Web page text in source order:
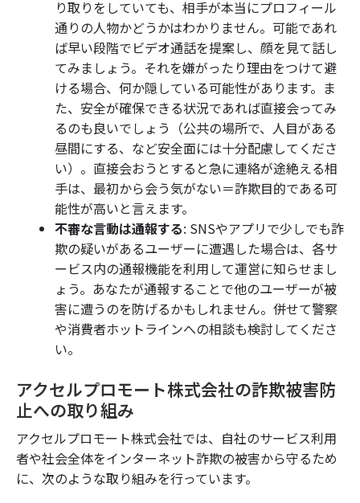
り取りをしていても、相手が本当にプロフィール
通りの人物かどうかはわかりません。可能であれ
ば早い段階でビデオ通話を提案し、顔を見て話し
てみましょう。それを嫌がったり理由をつけて避
ける場合、何か隠している可能性があります。ま
た、安全が確保できる状況であれば直接会ってみ
るのも良いでしょう（公共の場所で、人目がある
昼間にする、など安全面には十分配慮してくださ
い）。直接会おうとすると急に連絡が途絶える相
手は、最初から会う気がない＝詐欺目的である可
能性が高いと言えます。
不審な言動は通報する: SNSやアプリで少しでも詐
欺の疑いがあるユーザーに遭遇した場合は、各サ
ービス内の通報機能を利用して運営に知らせまし
ょう。あなたが通報することで他のユーザーが被
害に遭うのを防げるかもしれません。併せて警察
や消費者ホットラインへの相談も検討してくださ
い。
アクセルプロモート株式会社の詐欺被害防
止への取り組み
アクセルプロモート株式会社では、自社のサービス利用
者や社会全体をインターネット詐欺の被害から守るため
に、次のような取り組みを行っています。